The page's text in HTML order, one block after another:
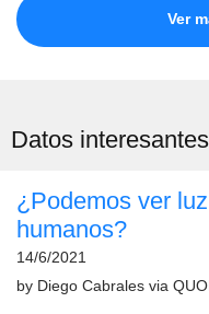
Ver
Datos interesantes
¿Podemos ver
humanos?
14/6/2021
by Diego Cabrales via